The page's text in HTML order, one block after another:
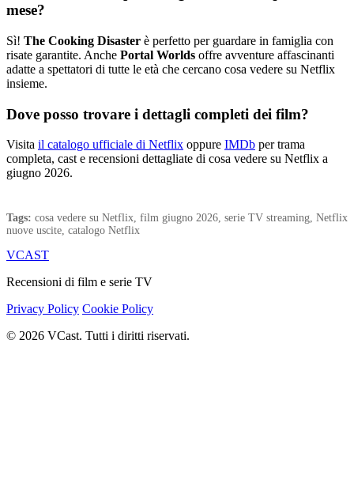
mese?
Sì! The Cooking Disaster è perfetto per guardare in famiglia con
risate garantite. Anche Portal Worlds offre avventure affascinanti
adatte a spettatori di tutte le età che cercano cosa vedere su Netflix
insieme.
Dove posso trovare i dettagli completi dei film?
Visita il catalogo ufficiale di Netflix oppure IMDb per trama
completa, cast e recensioni dettagliate di cosa vedere su Netflix a
giugno 2026.
Tags: cosa vedere su Netflix, film giugno 2026, serie TV streaming, Netflix
nuove uscite, catalogo Netflix
VCAST
Recensioni di film e serie TV
Privacy Policy Cookie Policy
© 2026 VCast. Tutti i diritti riservati.